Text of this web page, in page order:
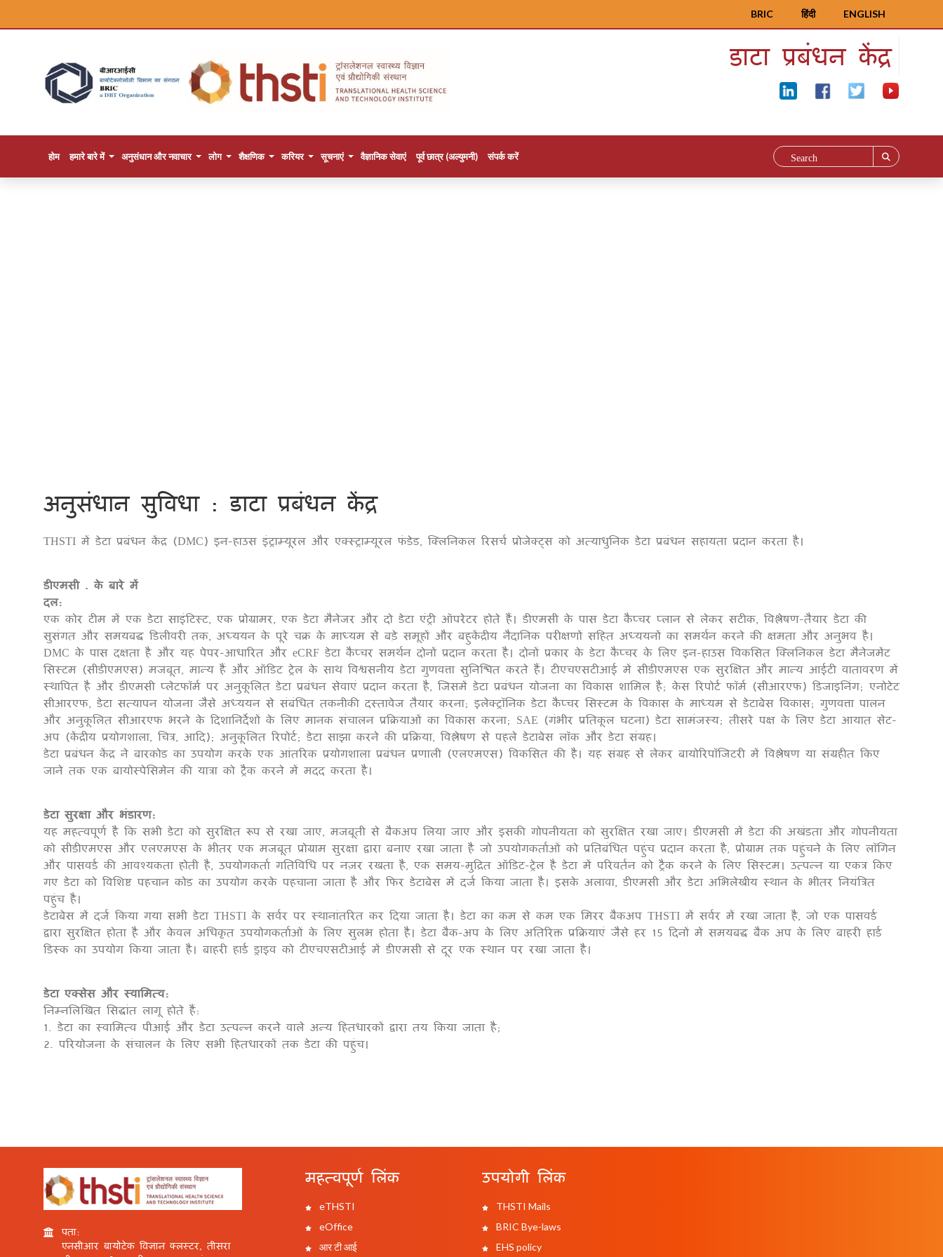
ENGLISH
हिंदी
BRIC
डाटा प्रबंधन केंद्र
होम हमारे बारे में अनुसंधान और नवाचार लोग शैक्षणिक करियर सूचनाएं वैज्ञानिक सेवाएं पूर्व छात्र (अल्युमनी) संपर्क करें
अनुसंधान सुविधा : डाटा प्रबंधन केंद्र
THSTI में डेटा प्रबंधन केंद्र (DMC) इन-हाउस इंट्राम्यूरल और एक्स्ट्राम्यूरल फंडेड, क्लिनिकल रिसर्च प्रोजेक्ट्स को अत्याधुनिक डेटा प्रबंधन सहायता प्रदान करता है।
डीएमसी . के बारे में
दल:
एक कोर टीम में एक डेटा साइंटिस्ट, एक प्रोग्रामर, एक डेटा मैनेजर और दो डेटा एंट्री ऑपरेटर होते हैं। डीएमसी के पास डेटा कैप्चर प्लान से लेकर सटीक, विश्लेषण-तैयार डेटा की
सुसंगत और समयबद्ध डिलीवरी तक, अध्ययन के पूरे चक्र के माध्यम से बड़े समूहों और बहुकेंद्रीय नैदानिक ​​परीक्षणों सहित अध्ययनों का समर्थन करने की क्षमता और अनुभव है।
DMC के पास दक्षता है और यह पेपर-आधारित और eCRF डेटा कैप्चर समर्थन दोनों प्रदान करता है। दोनों प्रकार के डेटा कैप्चर के लिए इन-हाउस विकसित क्लिनिकल डेटा मैनेजमेंट
सिस्टम (सीडीएमएस) मजबूत, मान्य हैं और ऑडिट ट्रेल के साथ विश्वसनीय डेटा गुणवत्ता सुनिश्चित करते हैं। टीएचएसटीआई में सीडीएमएस एक सुरक्षित और मान्य आईटी वातावरण में
स्थापित है और डीएमसी प्लेटफॉर्म पर अनुकूलित डेटा प्रबंधन सेवाएं प्रदान करता है, जिसमें डेटा प्रबंधन योजना का विकास शामिल है; केस रिपोर्ट फॉर्म (सीआरएफ) डिजाइनिंग; एनोटेट
सीआरएफ, डेटा सत्यापन योजना जैसे अध्ययन से संबंधित तकनीकी दस्तावेज तैयार करना; इलेक्ट्रॉनिक डेटा कैप्चर सिस्टम के विकास के माध्यम से डेटाबेस विकास; गुणवत्ता पालन
और अनुकूलित सीआरएफ भरने के दिशानिर्देशों के लिए मानक संचालन प्रक्रियाओं का विकास करना; SAE (गंभीर प्रतिकूल घटना) डेटा सामंजस्य; तीसरे पक्ष के लिए डेटा आयात सेट-
अप (केंद्रीय प्रयोगशाला, चित्र, आदि); अनुकूलित रिपोर्ट; डेटा साझा करने की प्रक्रिया, विश्लेषण से पहले डेटाबेस लॉक और डेटा संग्रह।
डेटा प्रबंधन केंद्र ने बारकोड का उपयोग करके एक आंतरिक प्रयोगशाला प्रबंधन प्रणाली (एलएमएस) विकसित की है। यह संग्रह से लेकर बायोरिपॉजिटरी में विश्लेषण या संग्रहीत किए
जाने तक एक बायोस्पेसिमेन की यात्रा को ट्रैक करने में मदद करता है।
डेटा सुरक्षा और भंडारण:
यह महत्वपूर्ण है कि सभी डेटा को सुरक्षित रूप से रखा जाए, मजबूती से बैकअप लिया जाए और इसकी गोपनीयता को सुरक्षित रखा जाए। डीएमसी में डेटा की अखंडता और गोपनीयता
को सीडीएमएस और एलएमएस के भीतर एक मजबूत प्रोग्राम सुरक्षा द्वारा बनाए रखा जाता है जो उपयोगकर्ताओं को प्रतिबंधित पहुंच प्रदान करता है, प्रोग्राम तक पहुंचने के लिए लॉगिन
और पासवर्ड की आवश्यकता होती है, उपयोगकर्ता गतिविधि पर नज़र रखता है, एक समय-मुद्रित ऑडिट-ट्रेल है डेटा में परिवर्तन को ट्रैक करने के लिए सिस्टम। उत्पन्न या एकत्र किए
गए डेटा को विशिष्ट पहचान कोड का उपयोग करके पहचाना जाता है और फिर डेटाबेस में दर्ज किया जाता है। इसके अलावा, डीएमसी और डेटा अभिलेखीय स्थान के भीतर नियंत्रित
पहुंच है।
डेटाबेस में दर्ज किया गया सभी डेटा THSTI के सर्वर पर स्थानांतरित कर दिया जाता है। डेटा का कम से कम एक मिरर बैकअप THSTI में सर्वर में रखा जाता है, जो एक पासवर्ड
द्वारा सुरक्षित होता है और केवल अधिकृत उपयोगकर्ताओं के लिए सुलभ होता है। डेटा बैक-अप के लिए अतिरिक्त प्रक्रियाएं जैसे हर 15 दिनों में समयबद्ध बैक अप के लिए बाहरी हार्ड
डिस्क का उपयोग किया जाता है। बाहरी हार्ड ड्राइव को टीएचएसटीआई में डीएमसी से दूर एक स्थान पर रखा जाता है।
डेटा एक्सेस और स्वामित्व:
निम्नलिखित सिद्धांत लागू होते हैं:
1. डेटा का स्वामित्व पीआई और डेटा उत्पन्न करने वाले अन्य हितधारकों द्वारा तय किया जाता है;
2. परियोजना के संचालन के लिए सभी हितधारकों तक डेटा की पहुंच।
पता:
एनसीआर बायोटेक विज्ञान क्लस्टर, तीसरा
महत्वपूर्ण लिंक
eTHSTI
eOffice
आर टी आई
उपयोगी लिंक
THSTI Mails
BRIC Bye-laws
EHS policy